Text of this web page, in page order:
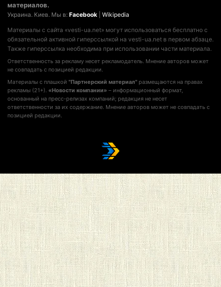
материалов.
Украина. Киев. Мы в: Facebook Wikipedia
Материалы с сайта «vesti-ua.net» могут использоваться бесплатно с
обязательной активной гиперссылкой на vesti-ua.net в первом абзаце.
Также гиперссылка необходима при использовании части материала.
Ответственность за рекламу несет рекламодатель. Мнение авторов может
не совпадать с позицией редакции.
Материалы с плашкой "Партнерский материал" размещаются на правах
рекламы (21+). «Новости компании» – информационный формат,
основанный на пресс-релизах компаний; редакция не несет
ответственности за их содержание. Мнение авторов может не совпадать с
позицией редакции.